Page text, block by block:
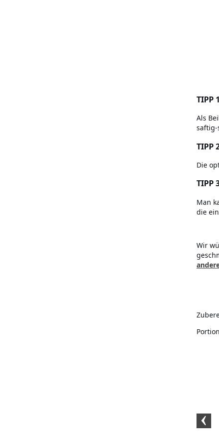
TIPP
Als
saftig-
TIPP
Die
TIPP
Man
die
Wir